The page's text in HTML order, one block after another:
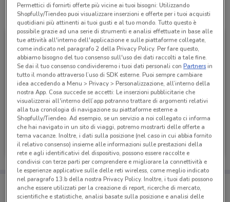
Tutte le promozioni di questo negozio
Renault
Porta DoveConviene sempre con te!
Puoi trovare le migliori offerte dei negozi vicino a te,
Permettici di fornirti offerte più vicine ai tuoi bisogni: Utilizzando
Shopfully/Tiendeo puoi visualizzare inserzioni e offerte per i tuoi acquisti
quotidiani più attinenti ai tuoi gusti e al tuo mondo. Tutto questo è
possibile grazie ad una serie di strumenti e analisi effettuate in base alle
tue attività all'interno dell'applicazione e sulle piattaforme collegate,
come indicato nel paragrafo 2 della Privacy Policy. Per fare questo,
abbiamo bisogno del tuo consenso sull'uso dei dati raccolti a tale fine.
Se dai il tuo consenso condivideremo i tuoi dati personali conPartnersin
tutto il mondo attraverso l’uso di SDK esterne. Puoi sempre cambiare
idea accedendo a Menu > Privacy > Personalizzazione, all’interno della
nostra App. Cosa succede se accetti: Le inserzioni pubblicitarie che
visualizzerai all'interno dell’app potranno trattare di argomenti relativi
alla tua cronologia di navigazione su piattaforme esterne a
Shopfully/Tiendeo. Ad esempio, se un servizio a noi collegato ci informa
che hai navigato in un sito di viaggi, potremo mostrarti delle offerte a
tema vacanze. Inoltre, i dati sulla posizione (nel caso in cui abbia fornito
il relativo consenso) insieme alle informazioni sulle prestazioni della
rete e agli identificativi del dispositivo, possono essere raccolte e
condivisi con terze parti per comprendere e migliorare la connettività e
le esperienze applicative sulle delle reti wireless, come meglio indicato
nel paragrafo 13.b della nostra Privacy Policy. Inoltre, i tuoi dati possono
anche essere utilizzati per la creazione di report, ricerche di mercato,
scientifiche e statistiche, analisi basate sulla posizione e analisi delle